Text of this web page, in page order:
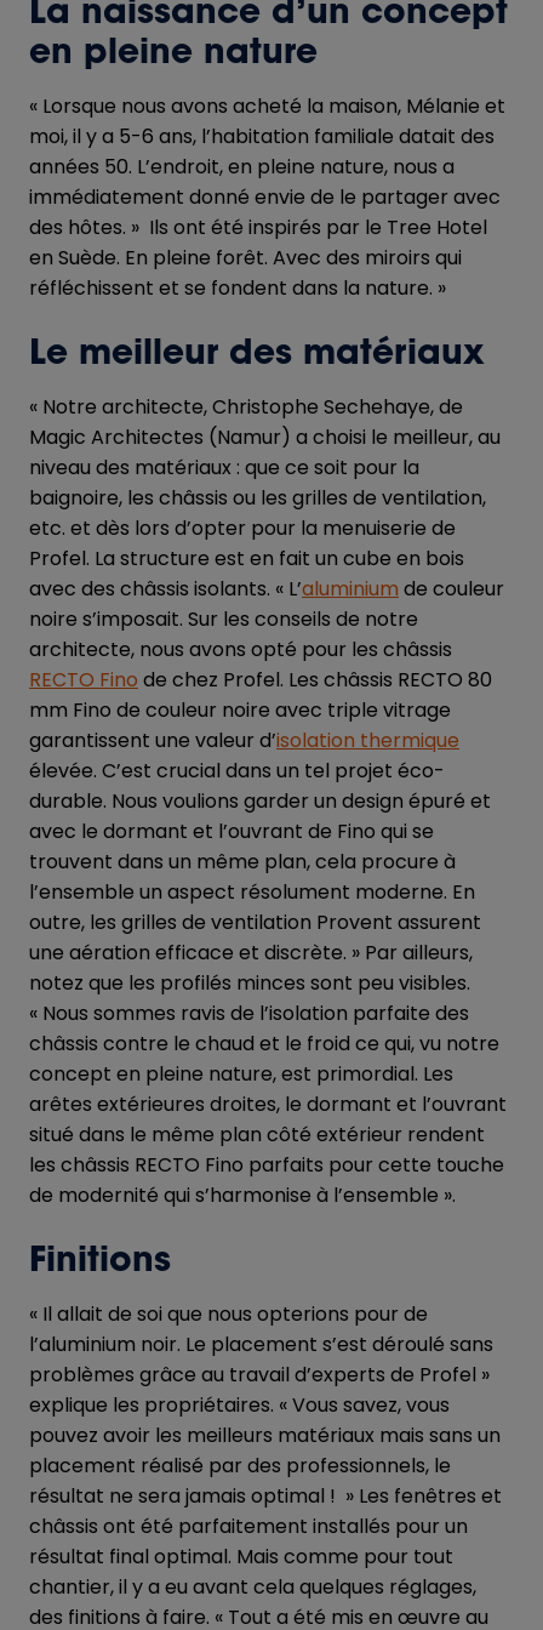
La naissance d’un concept
en pleine nature
« Lorsque nous avons acheté la maison, Mélanie et
moi, il y a 5-6 ans, l’habitation familiale datait des
années 50. L’endroit, en pleine nature, nous a
immédiatement donné envie de le partager avec
des hôtes. » Ils ont été inspirés par le Tree Hotel
en Suède. En pleine forêt. Avec des miroirs qui
réfléchissent et se fondent dans la nature. »
Le meilleur des matériaux
« Notre architecte, Christophe Sechehaye, de
Magic Architectes (Namur) a choisi le meilleur, au
niveau des matériaux : que ce soit pour la
baignoire, les châssis ou les grilles de ventilation,
etc. et dès lors d’opter pour la menuiserie de
Profel. La structure est en fait un cube en bois
avec des châssis isolants. « L’aluminium de couleur
noire s’imposait. Sur les conseils de notre
architecte, nous avons opté pour les châssis
RECTO Fino de chez Profel. Les châssis RECTO 80
mm Fino de couleur noire avec triple vitrage
garantissent une valeur d’isolation thermique
élevée. C’est crucial dans un tel projet éco-
durable. Nous voulions garder un design épuré et
avec le dormant et l’ouvrant de Fino qui se
trouvent dans un même plan, cela procure à
l’ensemble un aspect résolument moderne. En
outre, les grilles de ventilation Provent assurent
une aération efficace et discrète. » Par ailleurs,
notez que les profilés minces sont peu visibles.
« Nous sommes ravis de l’isolation parfaite des
châssis contre le chaud et le froid ce qui, vu notre
concept en pleine nature, est primordial. Les
arêtes extérieures droites, le dormant et l’ouvrant
situé dans le même plan côté extérieur rendent
les châssis RECTO Fino parfaits pour cette touche
de modernité qui s’harmonise à l’ensemble ».
Finitions
« Il allait de soi que nous opterions pour de
l’aluminium noir. Le placement s’est déroulé sans
problèmes grâce au travail d’experts de Profel »
explique les propriétaires. « Vous savez, vous
pouvez avoir les meilleurs matériaux mais sans un
placement réalisé par des professionnels, le
résultat ne sera jamais optimal ! » Les fenêtres et
châssis ont été parfaitement installés pour un
résultat final optimal. Mais comme pour tout
chantier, il y a eu avant cela quelques réglages,
des finitions à faire. « Tout a été mis en œuvre au